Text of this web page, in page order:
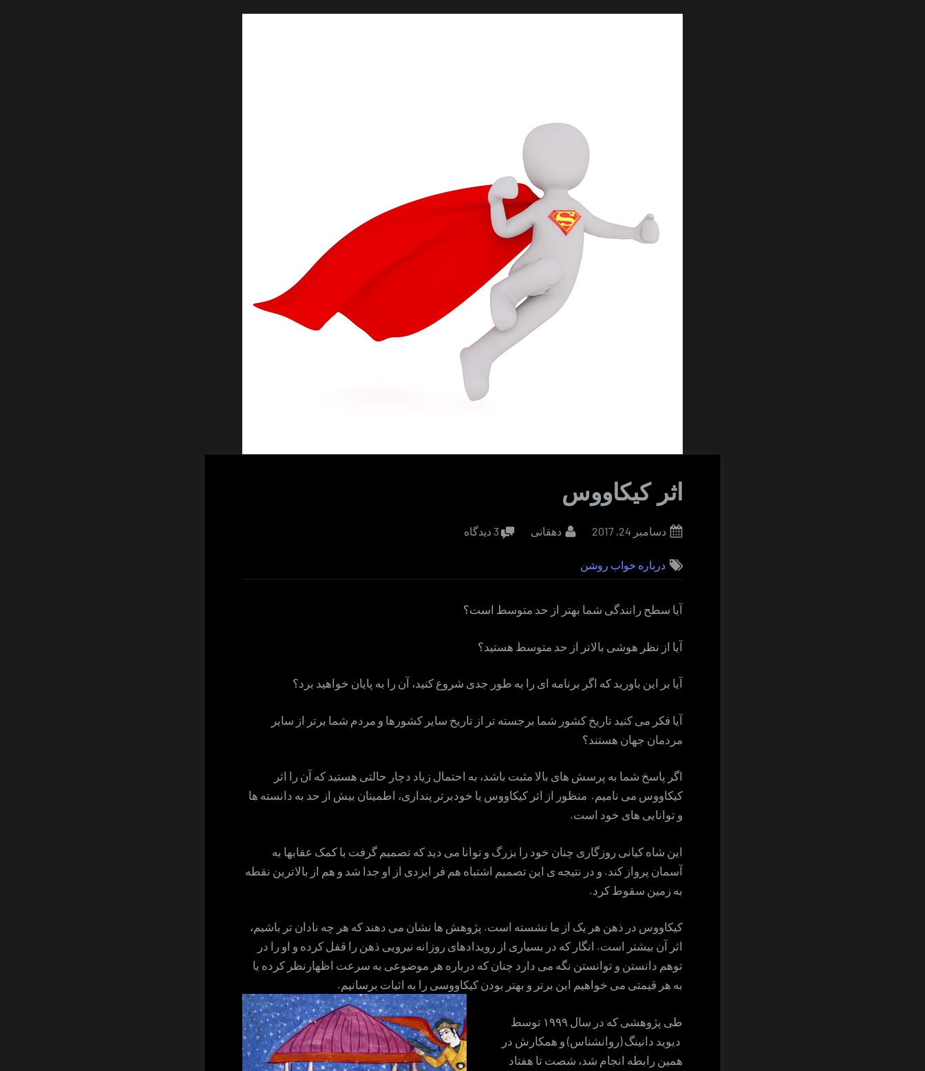
اثر کیکاووس
Posted
دسامبر 24, 2017 By
دهقانی 3 دیدگاه
درباره خواب روشن
آیا سطح رانندگی شما بهتر از حد متوسط است؟
آیا از نظر هوشی بالاتر از حد متوسط هستید؟
آیا بر این باورید که اگر برنامه ای را به طور جدی شروع کنید، آن را به پایان خواهید برد؟
آیا فکر می کنید تاریخ کشور شما برجسته تر از تاریخ سایر کشورها و مردم شما برتر از سایر
مردمان جهان هستند؟
اگر پاسخ شما به پرسش های بالا مثبت باشد، به احتمال زیاد دچار حالتی هستید که آن را اثر
کیکاووس می نامیم. منظور از اثر کیکاووس یا خودبرتر پنداری، اطمینان بیش از حد به دانسته ها
و توانایی های خود است.
این شاه کیانی روزگاری چنان خود را بزرگ و توانا می دید که تصمیم گرفت با کمک عقابها به
آسمان پرواز کند. و در نتیجه ی این تصمیم اشتباه هم فر ایزدی از او جدا شد و هم از بالاترین نقطه
به زمین سقوط کرد.
کیکاووس در ذهن هر یک از ما نشسته است. پژوهش ها نشان می دهند که هر چه نادان تر باشیم،
اثر آن بیشتر است. انگار که در بسیاری از رویدادهای روزانه نیرویی ذهن را قفل کرده و او را در
توهم دانستن و توانستن نگه می دارد چنان که درباره هر موضوعی به سرعت اظهارنظر کرده یا
به هر قیمتی می خواهیم این برتر و بهتر بودن کیکاووسی را به اثبات برسانیم.
طی پژوهشی که در سال ۱۹۹۹ توسط
دیوید دانینگ (روانشناس) و همکارش در
همین رابطه انجام شد، شصت تا هفتاد